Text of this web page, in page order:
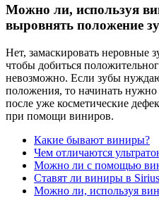
Можно ли, используя
выровнять положение
Нет, замаскировать неровные
чтобы добиться
невозможно. Если зубы
положения, то начинать нужно
после уже косметические
при помощи виниров.
Какие бывают виниры?
Чем отличаются
Можно ли с помощью
Ставят ли виниры в
Можно ли, используя